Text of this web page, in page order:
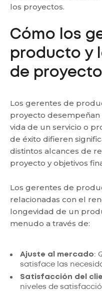
los proyectos.
Cómo los
producto y
de
Los gerentes de
proyecto
vida de un servicio o
de éxito difieren
distintos alcances de
proyecto y objetivos
Los gerentes de
relacionadas con el
longevidad de un
menudo a través de:
Ajuste al mercado:
satisface las
Satisfacción del
niveles de